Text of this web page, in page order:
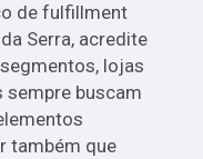
de fulfillment
Serra, acredite
lojas
buscam
também que